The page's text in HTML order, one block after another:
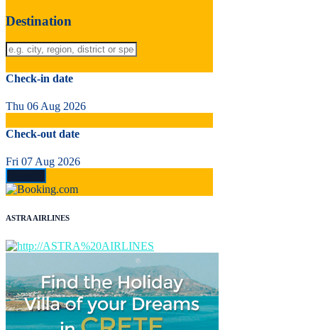
Destination
Check-in date
Thu 06 Aug 2026
Check-out date
Fri 07 Aug 2026
ASTRA AIRLINES